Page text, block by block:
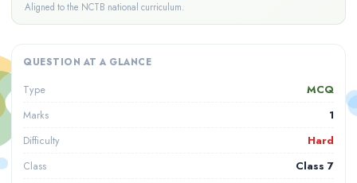
Aligned to the NCTB national curriculum.
QUESTION AT A GLANCE
Type MCQ
Marks 1
Difficulty Hard
Class Class 7